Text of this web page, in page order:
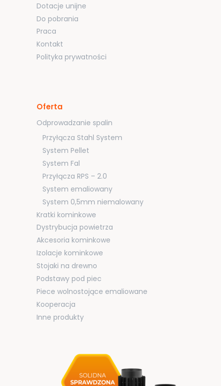
Dotacje unijne
Do pobrania
Praca
Kontakt
Polityka prywatności
Oferta
Odprowadzanie spalin
Przyłącza Stahl System
System Pellet
System Fal
Przyłącza RPS – 2.0
System emaliowany
System 0,5mm niemalowany
Kratki kominkowe
Dystrybucja powietrza
Akcesoria kominkowe
Izolacje kominkowe
Stojaki na drewno
Podstawy pod piec
Piece wolnostojące emaliowane
Kooperacja
Inne produkty